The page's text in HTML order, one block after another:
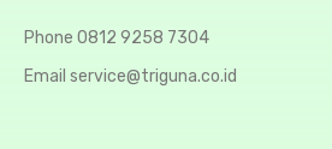
Phone 0812 9258 7304
Email service@triguna.co.id